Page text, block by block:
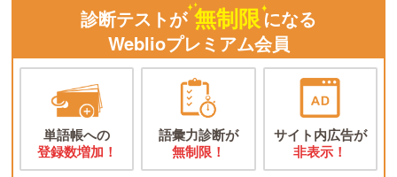
診断テストが 無制限になる
Weblioプレミアム会員
単語帳への
登録数増加！
語彙力診断が
無制限！
サイト内広告が
非表示！